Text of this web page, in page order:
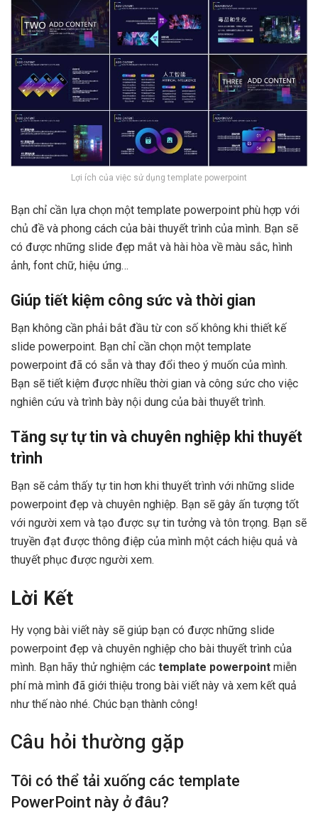
Lợi ích của việc sử dụng template powerpoint
Bạn chỉ cần lựa chọn một template powerpoint phù hợp với
chủ đề và phong cách của bài thuyết trình của mình. Bạn sẽ
có được những slide đẹp mắt và hài hòa về màu sắc, hình
ảnh, font chữ, hiệu ứng…
Giúp tiết kiệm công sức và thời gian
Bạn không cần phải bắt đầu từ con số không khi thiết kế
slide powerpoint. Bạn chỉ cần chọn một template
powerpoint đã có sẵn và thay đổi theo ý muốn của mình.
Bạn sẽ tiết kiệm được nhiều thời gian và công sức cho việc
nghiên cứu và trình bày nội dung của bài thuyết trình.
Tăng sự tự tin và chuyên nghiệp khi thuyết
trình
Bạn sẽ cảm thấy tự tin hơn khi thuyết trình với những slide
powerpoint đẹp và chuyên nghiệp. Bạn sẽ gây ấn tượng tốt
với người xem và tạo được sự tin tưởng và tôn trọng. Bạn sẽ
truyền đạt được thông điệp của mình một cách hiệu quả và
thuyết phục được người xem.
Lời Kết
Hy vọng bài viết này sẽ giúp bạn có được những slide
powerpoint đẹp và chuyên nghiệp cho bài thuyết trình của
mình. Bạn hãy thử nghiệm các template powerpoint miễn
phí mà mình đã giới thiệu trong bài viết này và xem kết quả
như thế nào nhé. Chúc bạn thành công!
Câu hỏi thường gặp
Tôi có thể tải xuống các template
PowerPoint này ở đâu?